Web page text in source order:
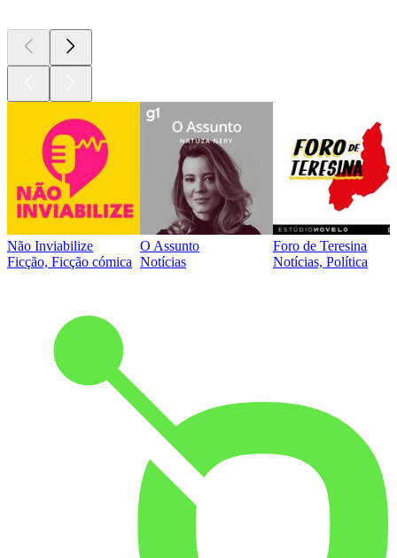
Não Inviabilize
Ficção, Ficção cómica
O Assunto
Notícias
Foro de Teresina
Notícias, Política